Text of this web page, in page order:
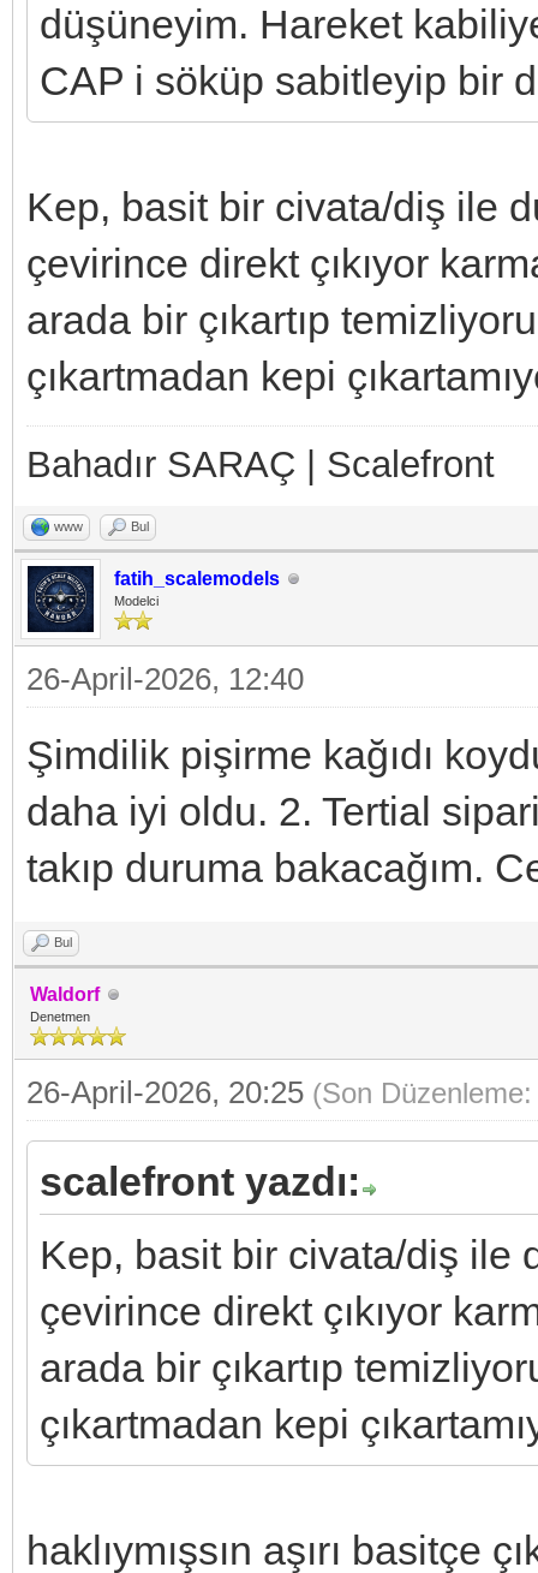
düşüneyim. Hareket
CAP i söküp sabitleyip bir
Kep, basit bir civata/diş ile
çevirince direkt çıkıyor
arada bir çıkartıp
çıkartmadan kepi
Bahadır SARAÇ | Scalefront
www Bul
fatih_scalemodels
Modelci
26-April-2026, 12:40
Şimdilik pişirme kağıdı
daha iyi oldu. 2. Tertial
takıp duruma bakacağım.
Bul
Waldorf
Denetmen
26-April-2026, 20:25 (Son
scalefront yazdı:
Kep, basit bir civata/diş ile
çevirince direkt çıkıyor
arada bir çıkartıp
çıkartmadan kepi
haklıymışsın aşırı basitçe